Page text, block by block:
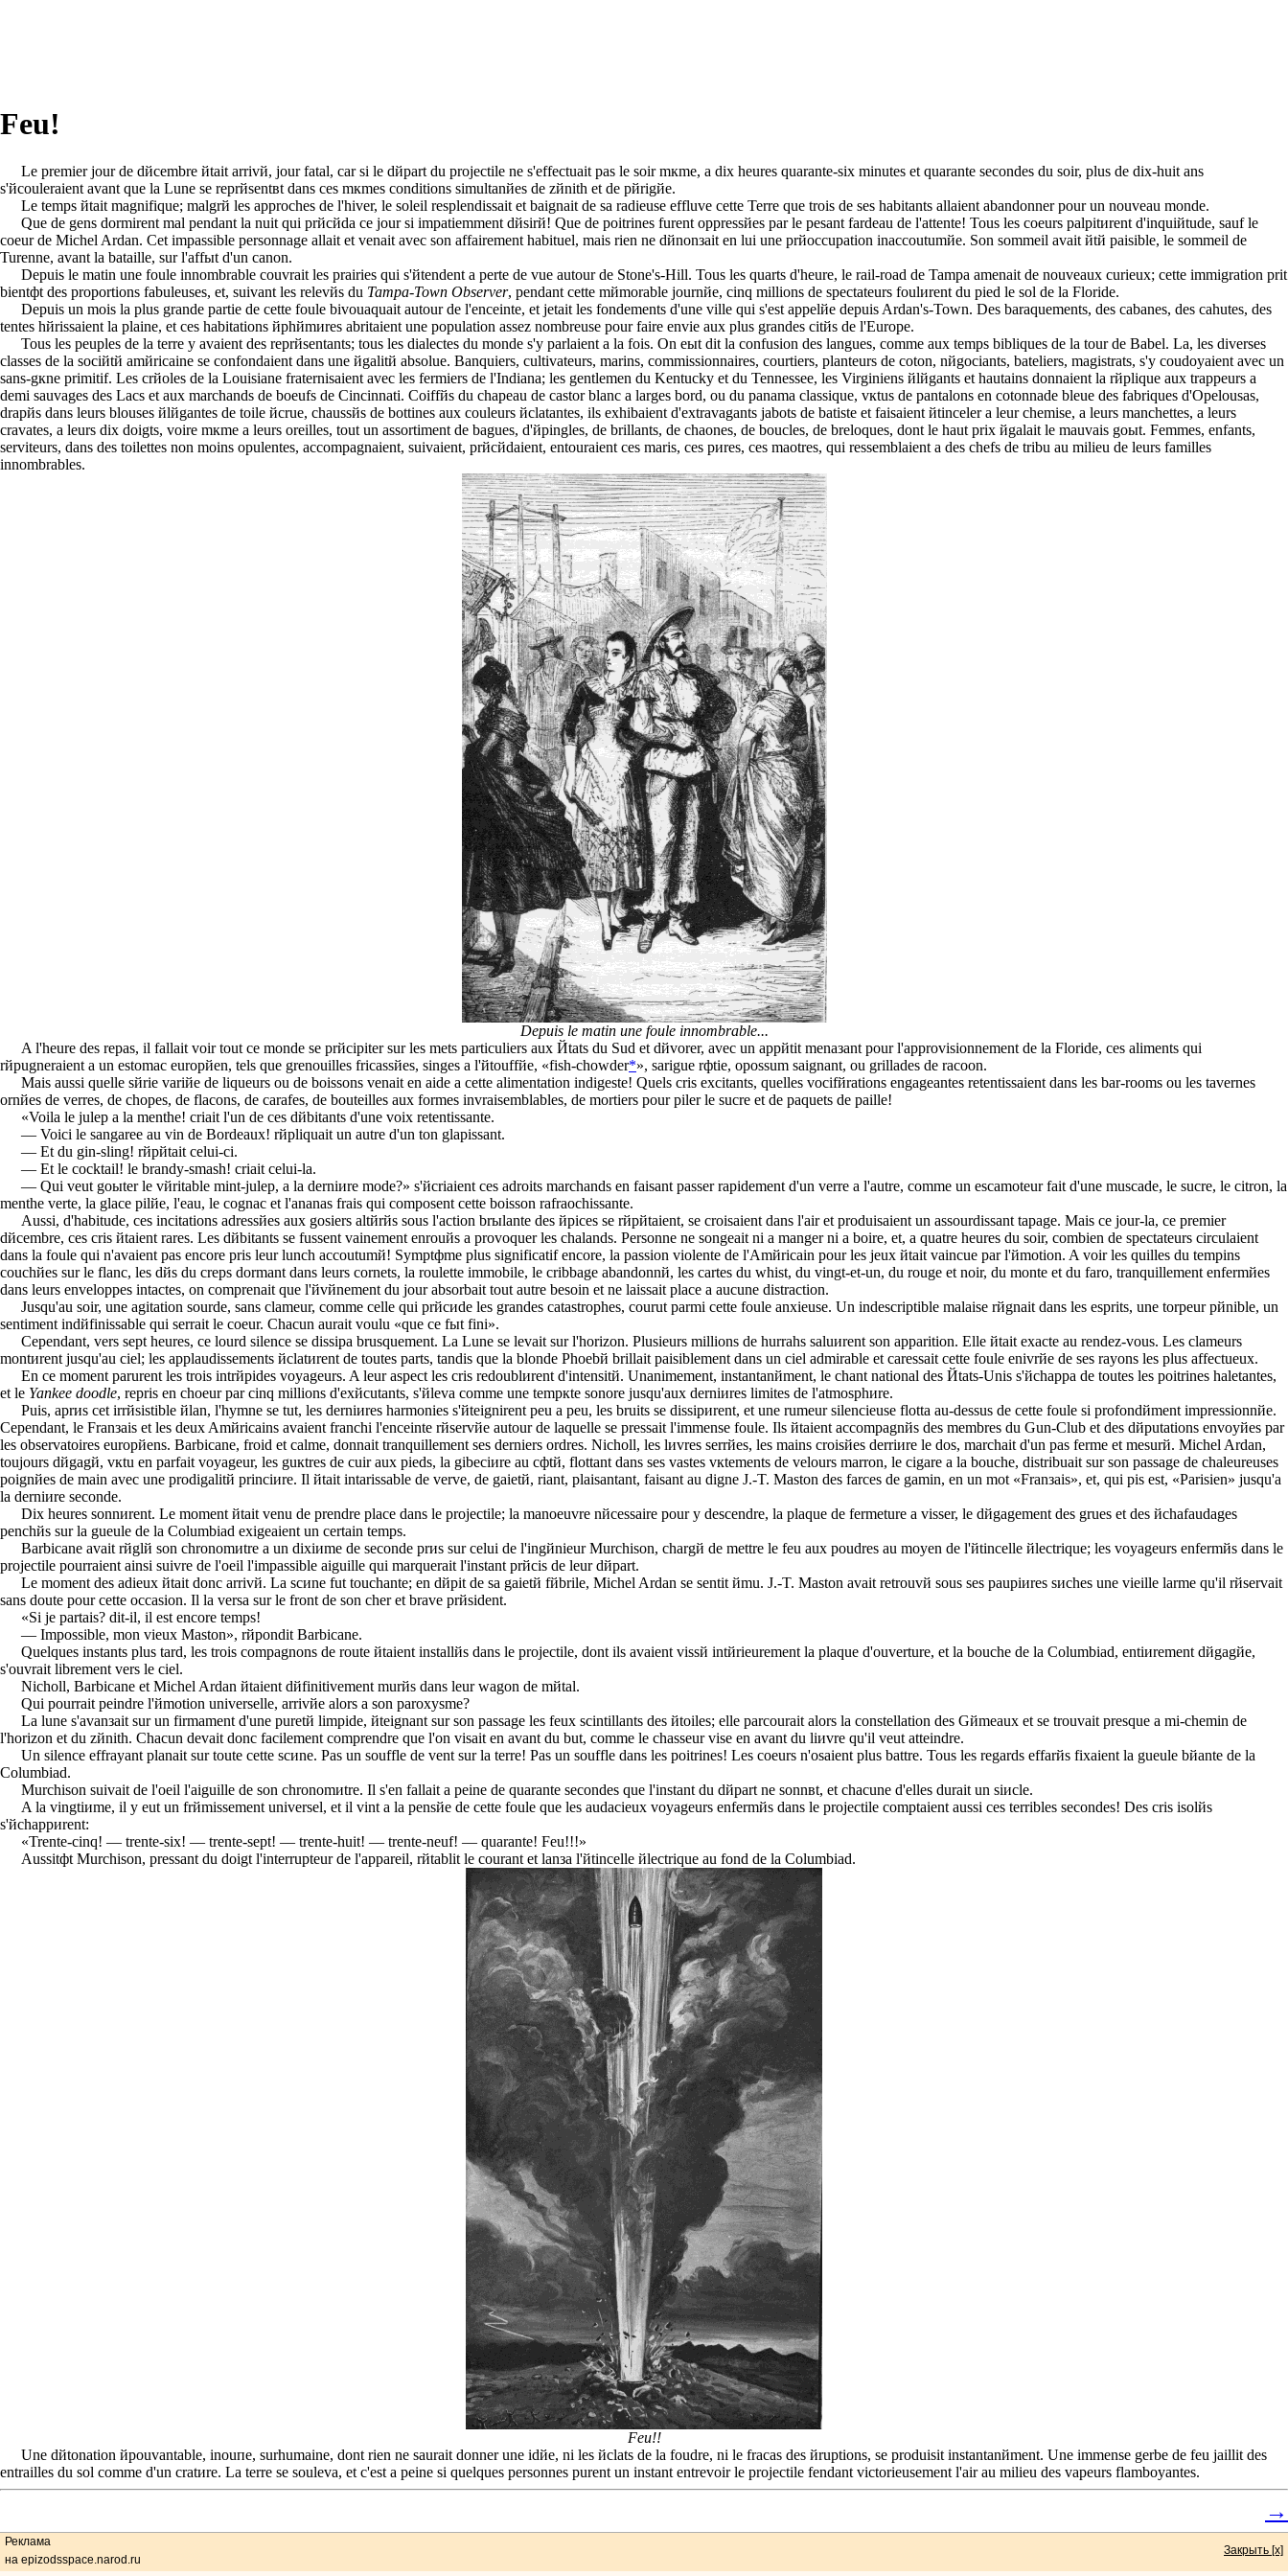
Feu!
Le premier jour de dйcembre йtait arrivй, jour fatal, car si le dйpart du projectile ne s'effectuait pas le soir mкme, а dix heures quarante-six minutes et quarante secondes du soir, plus de dix-huit ans
s'йcouleraient avant que la Lune se reprйsentвt dans ces mкmes conditions simultanйes de zйnith et de pйrigйe.
Le temps йtait magnifique; malgrй les approches de l'hiver, le soleil resplendissait et baignait de sa radieuse effluve cette Terre que trois de ses habitants allaient abandonner pour un nouveau monde.
Que de gens dormirent mal pendant la nuit qui prйcйda ce jour si impatiemment dйsirй! Que de poitrines furent oppressйes par le pesant fardeau de l'attente! Tous les coeurs palpitиrent d'inquiйtude, sauf le
coeur de Michel Ardan. Cet impassible personnage allait et venait avec son affairement habituel, mais rien ne dйnonзait en lui une prйoccupation inaccoutumйe. Son sommeil avait йtй paisible, le sommeil de
Turenne, avant la bataille, sur l'affыt d'un canon.
Depuis le matin une foule innombrable couvrait les prairies qui s'йtendent а perte de vue autour de Stone's-Hill. Tous les quarts d'heure, le rail-road de Tampa amenait de nouveaux curieux; cette immigration prit
bientфt des proportions fabuleuses, et, suivant les relevйs du Tampa-Town Observer, pendant cette mйmorable journйe, cinq millions de spectateurs foulиrent du pied le sol de la Floride.
Depuis un mois la plus grande partie de cette foule bivouaquait autour de l'enceinte, et jetait les fondements d'une ville qui s'est appelйe depuis Ardan's-Town. Des baraquements, des cabanes, des cahutes, des
tentes hйrissaient la plaine, et ces habitations йphйmиres abritaient une population assez nombreuse pour faire envie aux plus grandes citйs de l'Europe.
Tous les peuples de la terre y avaient des reprйsentants; tous les dialectes du monde s'y parlaient а la fois. On eыt dit la confusion des langues, comme aux temps bibliques de la tour de Babel. Lа, les diverses
classes de la sociйtй amйricaine se confondaient dans une йgalitй absolue. Banquiers, cultivateurs, marins, commissionnaires, courtiers, planteurs de coton, nйgociants, bateliers, magistrats, s'y coudoyaient avec un
sans-gкne primitif. Les crйoles de la Louisiane fraternisaient avec les fermiers de l'Indiana; les gentlemen du Kentucky et du Tennessee, les Virginiens йlйgants et hautains donnaient la rйplique aux trappeurs а
demi sauvages des Lacs et aux marchands de boeufs de Cincinnati. Coiffйs du chapeau de castor blanc а larges bord, ou du panama classique, vкtus de pantalons en cotonnade bleue des fabriques d'Opelousas,
drapйs dans leurs blouses йlйgantes de toile йcrue, chaussйs de bottines aux couleurs йclatantes, ils exhibaient d'extravagants jabots de batiste et faisaient йtinceler а leur chemise, а leurs manchettes, а leurs
cravates, а leurs dix doigts, voire mкme а leurs oreilles, tout un assortiment de bagues, d'йpingles, de brillants, de chaоnes, de boucles, de breloques, dont le haut prix йgalait le mauvais goыt. Femmes, enfants,
serviteurs, dans des toilettes non moins opulentes, accompagnaient, suivaient, prйcйdaient, entouraient ces maris, ces pиres, ces maоtres, qui ressemblaient а des chefs de tribu au milieu de leurs familles
innombrables.
Depuis le matin une foule innombrable...
A l'heure des repas, il fallait voir tout ce monde se prйcipiter sur les mets particuliers aux Йtats du Sud et dйvorer, avec un appйtit menaзant pour l'approvisionnement de la Floride, ces aliments qui
rйpugneraient а un estomac europйen, tels que grenouilles fricassйes, singes а l'йtouffйe, «fish-chowder*», sarigue rфtie, opossum saignant, ou grillades de racoon.
Mais aussi quelle sйrie variйe de liqueurs ou de boissons venait en aide а cette alimentation indigeste! Quels cris excitants, quelles vocifйrations engageantes retentissaient dans les bar-rooms ou les tavernes
ornйes de verres, de chopes, de flacons, de carafes, de bouteilles aux formes invraisemblables, de mortiers pour piler le sucre et de paquets de paille!
«Voilа le julep а la menthe! criait l'un de ces dйbitants d'une voix retentissante.
— Voici le sangaree au vin de Bordeaux! rйpliquait un autre d'un ton glapissant.
— Et du gin-sling! rйpйtait celui-ci.
— Et le cocktail! le brandy-smash! criait celui-lа.
— Qui veut goыter le vйritable mint-julep, а la derniиre mode?» s'йcriaient ces adroits marchands en faisant passer rapidement d'un verre а l'autre, comme un escamoteur fait d'une muscade, le sucre, le citron, la
menthe verte, la glace pilйe, l'eau, le cognac et l'ananas frais qui composent cette boisson rafraоchissante.
Aussi, d'habitude, ces incitations adressйes aux gosiers altйrйs sous l'action brыlante des йpices se rйpйtaient, se croisaient dans l'air et produisaient un assourdissant tapage. Mais ce jour-lа, ce premier
dйcembre, ces cris йtaient rares. Les dйbitants se fussent vainement enrouйs а provoquer les chalands. Personne ne songeait ni а manger ni а boire, et, а quatre heures du soir, combien de spectateurs circulaient
dans la foule qui n'avaient pas encore pris leur lunch accoutumй! Symptфme plus significatif encore, la passion violente de l'Amйricain pour les jeux йtait vaincue par l'йmotion. A voir les quilles du tempins
couchйes sur le flanc, les dйs du creps dormant dans leurs cornets, la roulette immobile, le cribbage abandonnй, les cartes du whist, du vingt-et-un, du rouge et noir, du monte et du faro, tranquillement enfermйes
dans leurs enveloppes intactes, on comprenait que l'йvйnement du jour absorbait tout autre besoin et ne laissait place а aucune distraction.
Jusqu'au soir, une agitation sourde, sans clameur, comme celle qui prйcиde les grandes catastrophes, courut parmi cette foule anxieuse. Un indescriptible malaise rйgnait dans les esprits, une torpeur pйnible, un
sentiment indйfinissable qui serrait le coeur. Chacun aurait voulu «que ce fыt fini».
Cependant, vers sept heures, ce lourd silence se dissipa brusquement. La Lune se levait sur l'horizon. Plusieurs millions de hurrahs saluиrent son apparition. Elle йtait exacte au rendez-vous. Les clameurs
montиrent jusqu'au ciel; les applaudissements йclatиrent de toutes parts, tandis que la blonde Phoebй brillait paisiblement dans un ciel admirable et caressait cette foule enivrйe de ses rayons les plus affectueux.
En ce moment parurent les trois intrйpides voyageurs. A leur aspect les cris redoublиrent d'intensitй. Unanimement, instantanйment, le chant national des Йtats-Unis s'йchappa de toutes les poitrines haletantes,
et le Yankee doodle, repris en choeur par cinq millions d'exйcutants, s'йleva comme une tempкte sonore jusqu'aux derniиres limites de l'atmosphиre.
Puis, aprиs cet irrйsistible йlan, l'hymne se tut, les derniиres harmonies s'йteignirent peu а peu, les bruits se dissipиrent, et une rumeur silencieuse flotta au-dessus de cette foule si profondйment impressionnйe.
Cependant, le Franзais et les deux Amйricains avaient franchi l'enceinte rйservйe autour de laquelle se pressait l'immense foule. Ils йtaient accompagnйs des membres du Gun-Club et des dйputations envoyйes par
les observatoires europйens. Barbicane, froid et calme, donnait tranquillement ses derniers ordres. Nicholl, les lиvres serrйes, les mains croisйes derriиre le dos, marchait d'un pas ferme et mesurй. Michel Ardan,
toujours dйgagй, vкtu en parfait voyageur, les guкtres de cuir aux pieds, la gibeciиre au cфtй, flottant dans ses vastes vкtements de velours marron, le cigare а la bouche, distribuait sur son passage de chaleureuses
poignйes de main avec une prodigalitй princiиre. Il йtait intarissable de verve, de gaietй, riant, plaisantant, faisant au digne J.-T. Maston des farces de gamin, en un mot «Franзais», et, qui pis est, «Parisien» jusqu'а
la derniиre seconde.
Dix heures sonnиrent. Le moment йtait venu de prendre place dans le projectile; la manoeuvre nйcessaire pour y descendre, la plaque de fermeture а visser, le dйgagement des grues et des йchafaudages
penchйs sur la gueule de la Columbiad exigeaient un certain temps.
Barbicane avait rйglй son chronomиtre а un dixiиme de seconde prиs sur celui de l'ingйnieur Murchison, chargй de mettre le feu aux poudres au moyen de l'йtincelle йlectrique; les voyageurs enfermйs dans le
projectile pourraient ainsi suivre de l'oeil l'impassible aiguille qui marquerait l'instant prйcis de leur dйpart.
Le moment des adieux йtait donc arrivй. La scиne fut touchante; en dйpit de sa gaietй fйbrile, Michel Ardan se sentit йmu. J.-T. Maston avait retrouvй sous ses paupiиres sиches une vieille larme qu'il rйservait
sans doute pour cette occasion. Il la versa sur le front de son cher et brave prйsident.
«Si je partais? dit-il, il est encore temps!
— Impossible, mon vieux Maston», rйpondit Barbicane.
Quelques instants plus tard, les trois compagnons de route йtaient installйs dans le projectile, dont ils avaient vissй intйrieurement la plaque d'ouverture, et la bouche de la Columbiad, entiиrement dйgagйe,
s'ouvrait librement vers le ciel.
Nicholl, Barbicane et Michel Ardan йtaient dйfinitivement murйs dans leur wagon de mйtal.
Qui pourrait peindre l'йmotion universelle, arrivйe alors а son paroxysme?
La lune s'avanзait sur un firmament d'une puretй limpide, йteignant sur son passage les feux scintillants des йtoiles; elle parcourait alors la constellation des Gйmeaux et se trouvait presque а mi-chemin de
l'horizon et du zйnith. Chacun devait donc facilement comprendre que l'on visait en avant du but, comme le chasseur vise en avant du liиvre qu'il veut atteindre.
Un silence effrayant planait sur toute cette scиne. Pas un souffle de vent sur la terre! Pas un souffle dans les poitrines! Les coeurs n'osaient plus battre. Tous les regards effarйs fixaient la gueule bйante de la
Columbiad.
Murchison suivait de l'oeil l'aiguille de son chronomиtre. Il s'en fallait а peine de quarante secondes que l'instant du dйpart ne sonnвt, et chacune d'elles durait un siиcle.
A la vingtiиme, il y eut un frйmissement universel, et il vint а la pensйe de cette foule que les audacieux voyageurs enfermйs dans le projectile comptaient aussi ces terribles secondes! Des cris isolйs
s'йchappиrent:
«Trente-cinq! — trente-six! — trente-sept! — trente-huit! — trente-neuf! — quarante! Feu!!!»
Aussitфt Murchison, pressant du doigt l'interrupteur de l'appareil, rйtablit le courant et lanзa l'йtincelle йlectrique au fond de la Columbiad.
Feu!!
Une dйtonation йpouvantable, inouпe, surhumaine, dont rien ne saurait donner une idйe, ni les йclats de la foudre, ni le fracas des йruptions, se produisit instantanйment. Une immense gerbe de feu jaillit des
entrailles du sol comme d'un cratиre. La terre se souleva, et c'est а peine si quelques personnes purent un instant entrevoir le projectile fendant victorieusement l'air au milieu des vapeurs flamboyantes.
→
↑
←
Реклама
на epizodsspace.narod.ru
Закрыть [x]